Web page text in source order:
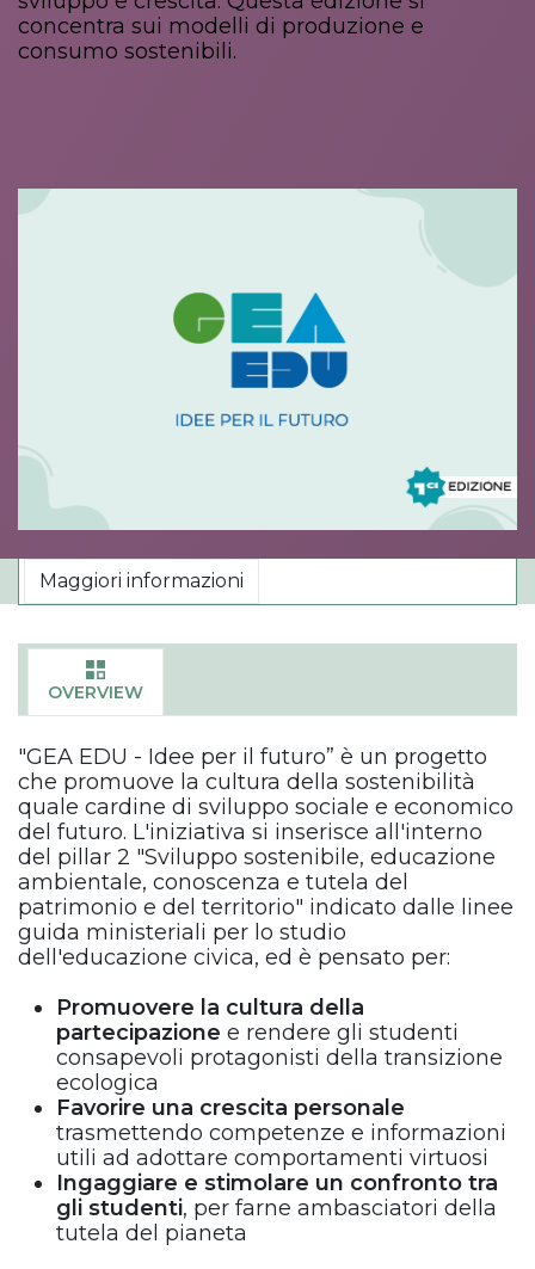
concentra sui modelli di produzione e
consumo sostenibili.
Maggiori informazioni
OVERVIEW
"GEA EDU - Idee per il futuro” è un progetto
che promuove la cultura della sostenibilità
quale cardine di sviluppo sociale e economico
del futuro. L'iniziativa si inserisce all'interno
del pillar 2 "Sviluppo sostenibile, educazione
ambientale, conoscenza e tutela del
patrimonio e del territorio" indicato dalle linee
guida ministeriali per lo studio
dell'educazione civica, ed è pensato per:
Promuovere la cultura della
partecipazione e rendere gli studenti
consapevoli protagonisti della transizione
ecologica
Favorire una crescita personale
trasmettendo competenze e informazioni
utili ad adottare comportamenti virtuosi
Ingaggiare e stimolare un confronto tra
gli studenti, per farne ambasciatori della
tutela del pianeta